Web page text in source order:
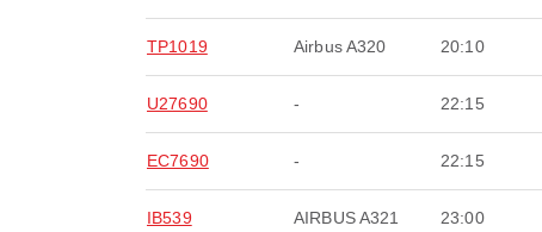
TP1019 Airbus A320 20:10
U27690 - 22:15
EC7690 - 22:15
IB539 AIRBUS A321 23:00